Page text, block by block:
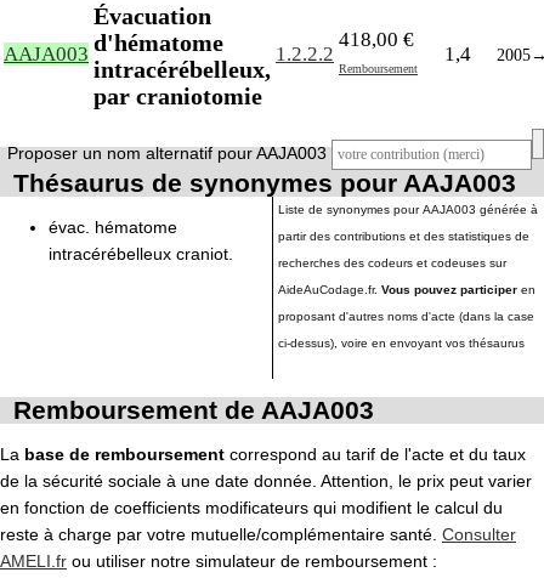
AAJA003
Évacuation
d'hématome
intracérébelleux,
par craniotomie
1.2.2.2
418,00 €
Remboursement
1,4 2005
Proposer un nom alternatif pour AAJA003
Thésaurus de synonymes pour AAJA003
évac. hématome
intracérébelleux craniot.
Liste de synonymes pour AAJA003 générée à
partir des contributions et des statistiques de
recherches des codeurs et codeuses sur
AideAuCodage.fr. Vous pouvez participer en
proposant d'autres noms d'acte (dans la case
ci-dessus), voire en envoyant vos thésaurus
Remboursement de AAJA003
La base de remboursement correspond au tarif de l'acte et du taux
de la sécurité sociale à une date donnée. Attention, le prix peut varier
en fonction de coefficients modificateurs qui modifient le calcul du
reste à charge par votre mutuelle/complémentaire santé. Consulter
AMELI.fr ou utiliser notre simulateur de remboursement :